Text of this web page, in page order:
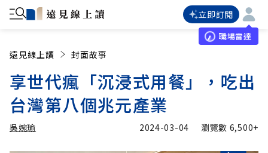
立即訂閱
職場雷達
遠見線上讀 封面故事
享世代瘋「沉浸式用餐」，吃出
台灣第八個兆元產業
吳婉瑜 2024-03-04 瀏覽數 6,500+